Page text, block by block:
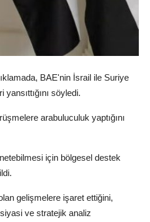
BAE'nin İsrail ile Suriye
söyledi.
arabuluculuk yaptığını
için bölgesel destek
gelişmelere işaret ettiğini,
siyasi ve stratejik analiz